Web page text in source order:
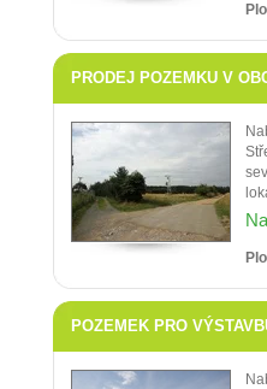
PRODEJ POZEMKU V
POZEMEK PRO